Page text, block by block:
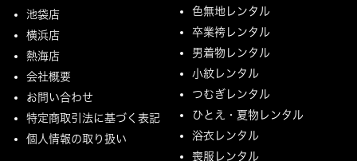
池袋店
横浜店
熱海店
会社概要
お問い合わせ
特定商取引法に基づく表記
個人情報の取り扱い
色無地レンタル
卒業袴レンタル
男着物レンタル
小紋レンタル
つむぎレンタル
ひとえ・夏物レンタル
浴衣レンタル
喪服レンタル